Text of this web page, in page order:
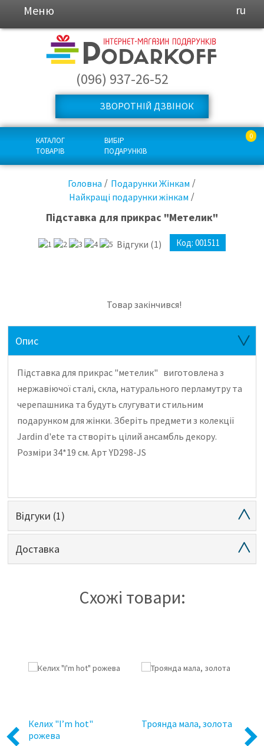
Меню ru
(096) 937-26-52
ЗВОРОТНІЙ ДЗВІНОК
КАТАЛОГ
ТОВАРІВ
ВИБІР
ПОДАРУНКІВ
0
Головна
Подарунки Жінкам
Найкращі подарунки жінкам
Підставка для прикрас "Метелик"
Відгуки (1) Код: 001511
Товар закінчився!
Опис
Підставка для прикрас "метелик" виготовлена ​​з
нержавіючої сталі, скла, натурального перламутру та
черепашника та будуть слугувати стильним
подарунком для жінки. Зберіть предмети з колекції
Jardin d'ete та створіть цілий ансамбль декору.
Розміри 34*19 см. АртYD298-JS
Відгуки (1)
Доставка
Схожі товари:
Previous
Келих "I’m hot"
рожева
Троянда мала, золота
Next